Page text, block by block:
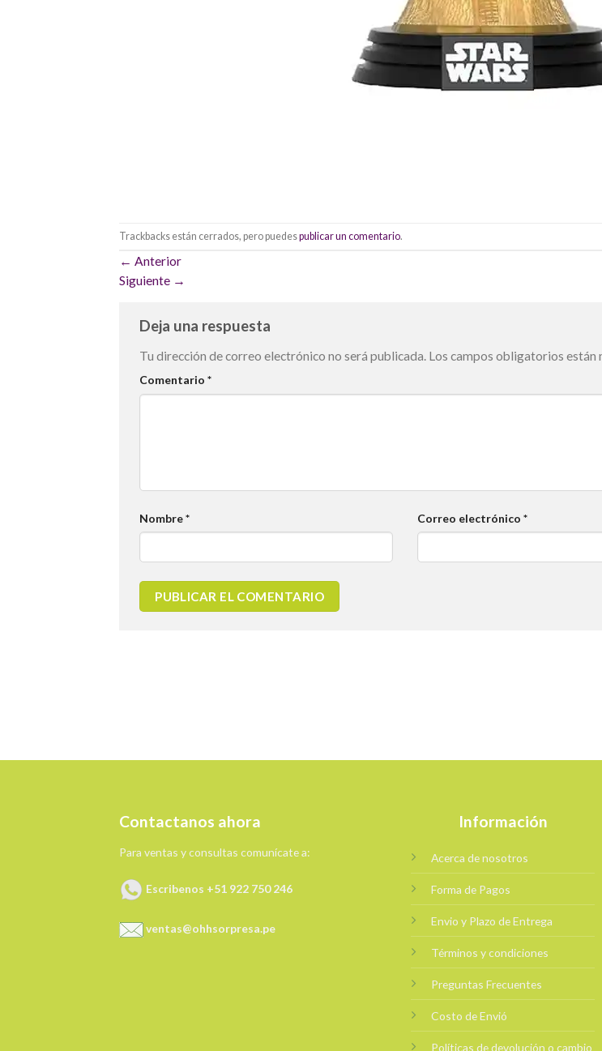
Trackbacks están cerrados, pero puedespublicar un comentario.
← Anterior
Siguiente →
Deja una respuesta
Tu dirección de correo electrónico no será publicada. Los campos obligatorios están
Comentario *
Nombre* Correo electrónico*
Contactanos ahora
Para ventas y consultas comunícate a:
Escribenos +51 922 750 246
ventas@ohhsorpresa.pe
Información
Acerca de nosotros
Forma de Pagos
Envio y Plazo de Entrega
Términos y condiciones
Preguntas Frecuentes
Costo de Envió
Políticas de devolución o cambio